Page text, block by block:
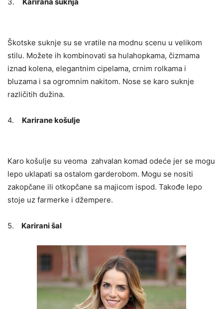
Škotske suknje su se vratile na modnu scenu u velikom
stilu. Možete ih kombinovati sa hulahopkama, čizmama
iznad kolena, elegantnim cipelama, crnim rolkama i
bluzama i sa ogromnim nakitom. Nose se karo suknje
različitih dužina.
4. Karirane košulje
Karo košulje su veoma zahvalan komad odeće jer se mogu
lepo uklapati sa ostalom garderobom. Mogu se nositi
zakopčane ili otkopčane sa majicom ispod. Takođe lepo
stoje uz farmerke i džempere.
5. Karirani šal